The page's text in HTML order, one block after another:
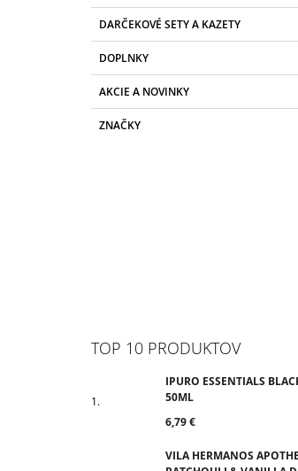
DARČEKOVÉ SETY A KAZETY
DOPLNKY
AKCIE A NOVINKY
ZNAČKY
TOP 10 PRODUKTOV
IPURO ESSENTIALS
50ML
6,79 €
VILA HERMANOS